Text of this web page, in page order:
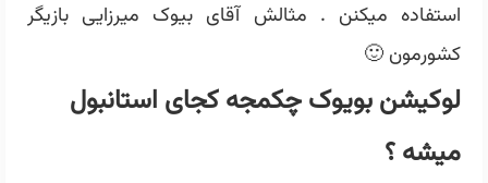
استفاده میکنن . مثالش آقای بیوک میرزایی بازیگر
کشورمون 🙂
لوکیشن بویوک چکمجه کجای استانبول
میشه ؟